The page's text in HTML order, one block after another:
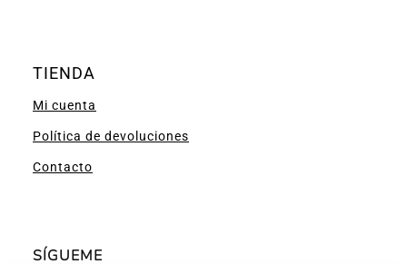
TIENDA
Mi cuenta
Política de devoluciones
Contacto
SÍGUEME